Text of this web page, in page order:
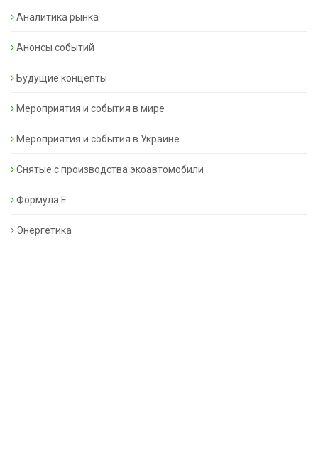
Аналитика рынка
Анонсы событий
Будущие концепты
Мероприятия и события в мире
Мероприятия и события в Украине
Снятые с производства экоавтомобили
Формула Е
Энергетика